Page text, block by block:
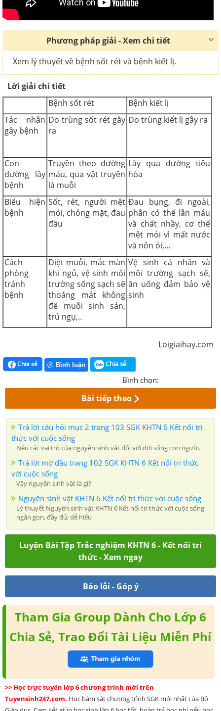
Phương pháp giải - Xem chi tiết
Xem lý thuyết về bệnh sốt rét và bệnh kiết lị.
Lời giải chi tiết
Bệnh sốt rét
Bệnh kiết lị
Tác nhân
gây bệnh
Do trùng sốt rét gây
ra
Do trùng kiết lị gây ra
Con
đường lây
bệnh
Truyền theo đường
máu, qua vật truyền
là muỗi
Lây qua đường tiêu
hóa
Biểu hiện
bệnh
Sốt, rét, người mệt
mỏi, chóng mặt, đau
đầu
Đau bụng, đi ngoài,
phân có thể lẫn máu
và chất nhầy, cơ thể
mệt mỏi vì mất nước
và nôn ói,…
Cách
phòng
tránh
bệnh
Diệt muỗi, mắc màn
khi ngủ, vệ sinh môi
trường sống sạch sẽ
thoáng mát không
để muỗi sinh sản,
trú ngụ,..
Vệ sinh cá nhân và
môi trường sạch sẽ,
ăn uống đảm bảo vệ
sinh
Loigiaihay.com
Chia sẻ Bình luận Chia sẻ
Bình chọn:
Bài tiếp theo
Trả lời câu hỏi mục 2 trang 103 SGK KHTN 6 Kết nối tri
thức với cuộc sống
Nêu các vai trò của nguyên sinh vật đối với đời sống con người.
Trả lời mở đầu trang 102 SGK KHTN 6 Kết nối tri thức
với cuộc sống
Vậy nguyên sinh vật là gì?
Nguyên sinh vật KHTN 6 Kết nối tri thức với cuộc sống
Lý thuyết Nguyên sinh vật KHTN 6 Kết nối tri thức với cuộc sống
ngắn gọn, đầy đủ, dễ hiểu
Luyện Bài Tập Trắc nghiệm KHTN 6 - Kết nối tri
thức - Xem ngay
Báo lỗi - Góp ý
Tham Gia Group Dành Cho Lớp 6
Chia Sẻ, Trao Đổi Tài Liệu Miễn Phí
>> Học trực tuyến lớp 6 chương trình mới trên
Tuyensinh247.com. Học bám sát chương trình SGK mới nhất của Bộ